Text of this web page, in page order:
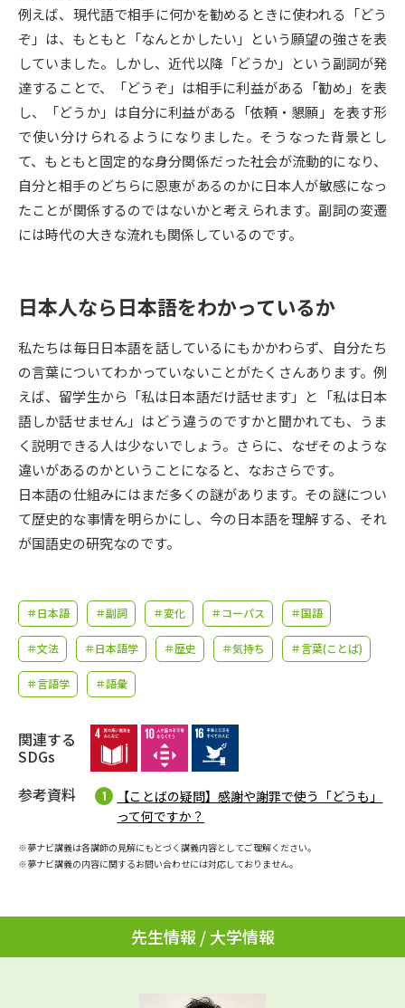
オープンキャンパスなどを調べる
オープンキャンパス検索 実施プログラムから探す
来場型・Web型イベント特集 夢ナビライブ
受験準備 資料検索
併願校選び 受験スケジュールを立てよう
先輩が入学を決めた理由 テレメール全国一斉進学調査
新生活お役立ちガイド
学問発見 学問検索
学問のミニ講義「夢ナビ講義」 学問分野解説
学問の教科書 夢ナビライブ
Ｑ＆Ａ よくあるご質問 大学進学IDについて
資料の料金の
受付内容・発送状況の確認
テレメール
お支払いサイト
個人情報取扱規定
訂正のご案内
例えば、現代語で相手に何かを勧めるときに使われる「どう
ぞ」は、もともと「なんとかしたい」という願望の強さを表
していました。しかし、近代以降「どうか」という副詞が発
達することで、「どうぞ」は相手に利益がある「勧め」を表
し、「どうか」は自分に利益がある「依頼・懇願」を表す形
で使い分けられるようになりました。そうなった背景とし
て、もともと固定的な身分関係だった社会が流動的になり、
自分と相手のどちらに恩恵があるのかに日本人が敏感になっ
たことが関係するのではないかと考えられます。副詞の変遷
には時代の大きな流れも関係しているのです。
日本人なら日本語をわかっているか
私たちは毎日日本語を話しているにもかかわらず、自分たち
の言葉についてわかっていないことがたくさんあります。例
えば、留学生から「私は日本語だけ話せます」と「私は日本
語しか話せません」はどう違うのですかと聞かれても、うま
く説明できる人は少ないでしょう。さらに、なぜそのような
違いがあるのかということになると、なおさらです。
日本語の仕組みにはまだ多くの謎があります。その謎につい
て歴史的な事情を明らかにし、今の日本語を理解する、それ
が国語史の研究なのです。
＃日本語 ＃副詞 ＃変化 ＃コーパス ＃国語
＃文法 ＃日本語学 ＃歴史 ＃気持ち ＃言葉(ことば)
＃言語学 ＃語彙
関連する
SDGs
参考資料
【ことばの疑問】感謝や謝罪で使う「どうも」
って何ですか？
※夢ナビ講義は各講師の見解にもとづく講義内容としてご理解ください。
※夢ナビ講義の内容に関するお問い合わせには対応しておりません。
先生情報 / 大学情報